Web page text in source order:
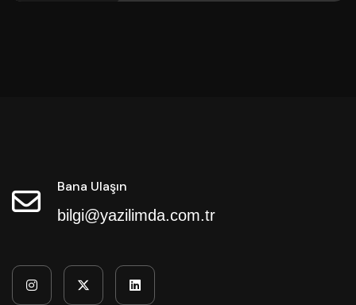
Bana Ulaşın
bilgi@yazilimda.com.tr